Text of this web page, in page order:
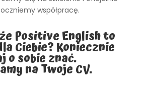
współpracę.
Positive English to
Ciebie? Koniecznie
o sobie znać.
na Twoje CV.